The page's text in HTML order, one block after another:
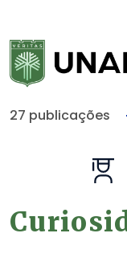
27 publicações